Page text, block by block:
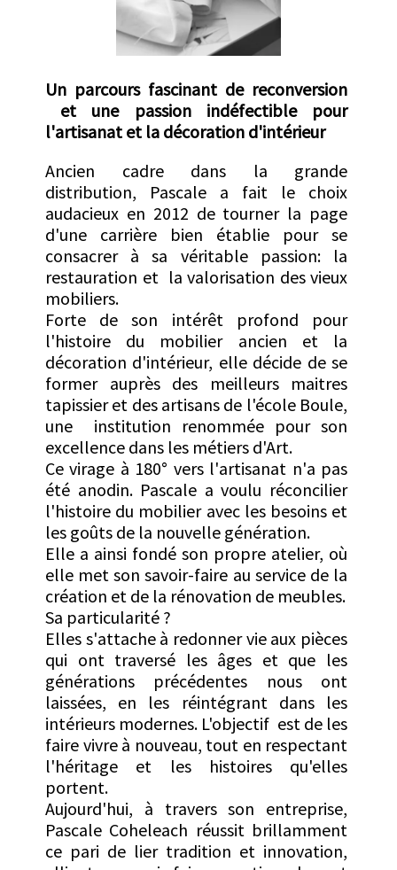
Un parcours fascinant de reconversion
et une passion indéfectible pour
l'artisanat et la décoration d'intérieur
Ancien cadre dans la grande
distribution, Pascale a fait le choix
audacieux en 2012 de tourner la page
d'une carrière bien établie pour se
consacrer à sa véritable passion: la
restauration et la valorisation des vieux
mobiliers.
Forte de son intérêt profond pour
l'histoire du mobilier ancien et la
décoration d'intérieur, elle décide de se
former auprès des meilleurs maitres
tapissier et des artisans de l'école Boule,
une institution renommée pour son
excellence dans les métiers d'Art.
Ce virage à 180° vers l'artisanat n'a pas
été anodin. Pascale a voulu réconcilier
l'histoire du mobilier avec les besoins et
les goûts de la nouvelle génération.
Elle a ainsi fondé son propre atelier, où
elle met son savoir-faire au service de la
création et de la rénovation de meubles.
Sa particularité ?
Elles s'attache à redonner vie aux pièces
qui ont traversé les âges et que les
générations précédentes nous ont
laissées, en les réintégrant dans les
intérieurs modernes. L'objectif est de les
faire vivre à nouveau, tout en respectant
l'héritage et les histoires qu'elles
portent.
Aujourd'hui, à travers son entreprise,
Pascale Coheleach réussit brillamment
ce pari de lier tradition et innovation,